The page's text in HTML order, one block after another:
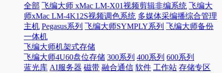
全部 飞编大师 xMac LM-X01视频剪辑非编系统 飞编大
师xMac LM-4K12S视频调色系统 多媒体采编播综合管理
主机 Pegasus系列 飞编大师SYMPLY系列 飞编大师备份
一体机
飞编大师机架式存储
飞编大师4U60盘位存储 300系列 400系列 600系列
蓝光库 AI服务器 磁带 融合通信 软件 工作站 存储专区